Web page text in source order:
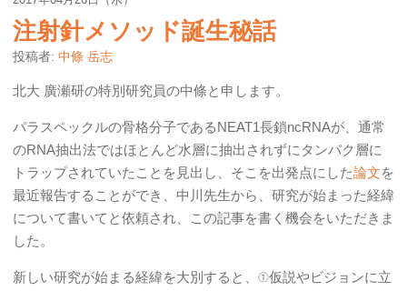
注射針メソッド誕生秘話
投稿者: 中條 岳志
北大 廣瀬研の特別研究員の中條と申します。
パラスペックルの骨格分子であるNEAT1長鎖ncRNAが、通常
のRNA抽出法ではほとんど水層に抽出されずにタンパク層に
トラップされていたことを見出し、そこを出発点にした論文を
最近報告することができ、中川先生から、研究が始まった経緯
について書いてと依頼され、この記事を書く機会をいただきま
した。
新しい研究が始まる経緯を大別すると、①仮説やビジョンに立